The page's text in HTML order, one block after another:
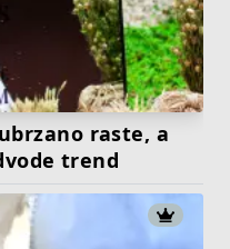
raste, a
trend